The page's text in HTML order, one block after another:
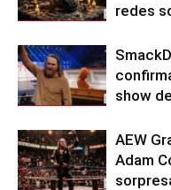
redes
show
AEW
Adam